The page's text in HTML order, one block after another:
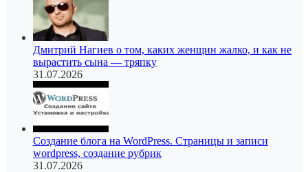
Дмитрий Нагиев о том, каких женщин жалко, и как не
вырастить сына — тряпку
31.07.2026
Создание блога на WordPress. Страницы и записи
wordpress, создание рубрик
31.07.2026